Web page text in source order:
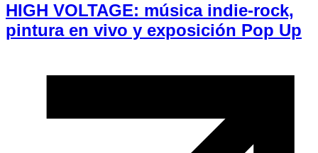
HIGH VOLTAGE: música indie-rock,
pintura en vivo y exposición Pop Up